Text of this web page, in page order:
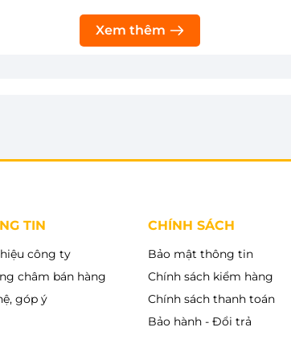
lớn 7.2 lít, nấu được hơn 10 cốc gạo kèm nồi,
khủng, nồi cơm SR-GA721WRA​​ là sự lựa
Xem thêm
TIN
công ty
châm bán hàng
góp ý
CHÍNH SÁCH
Bảo mật thông tin
Chính sách kiểm hàng
Chính sách thanh toán
Bảo hành - Đổi trả